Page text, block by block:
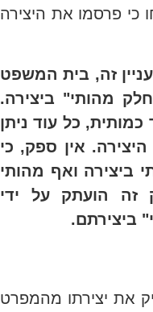
כי פרסמו את היצירה
זה, בית המשפט
מהותי" ביצירה.
כל עוד ניתן
אין ספק, כי
ביצירה ואף מהותי
זה הועתק על ידי
ביצירתם.
את יצירתו מהמפרט